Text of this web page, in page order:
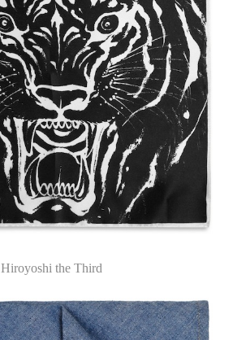
Hiroyoshi the Third